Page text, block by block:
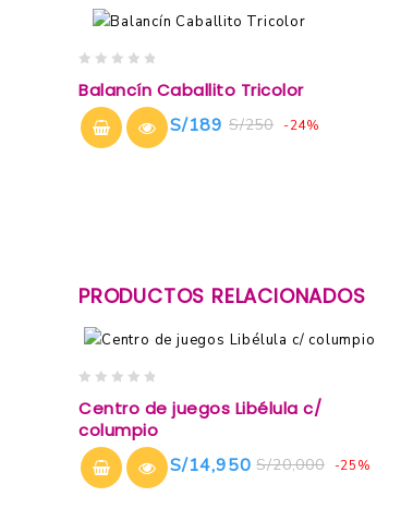
out
of
5
Balancín Caballito Tricolor
S/250
S/189 -24%
PRODUCTOS RELACIONADOS
out
of
5
Centro de juegos Libélula c/
columpio
S/20,000
S/14,950 -25%